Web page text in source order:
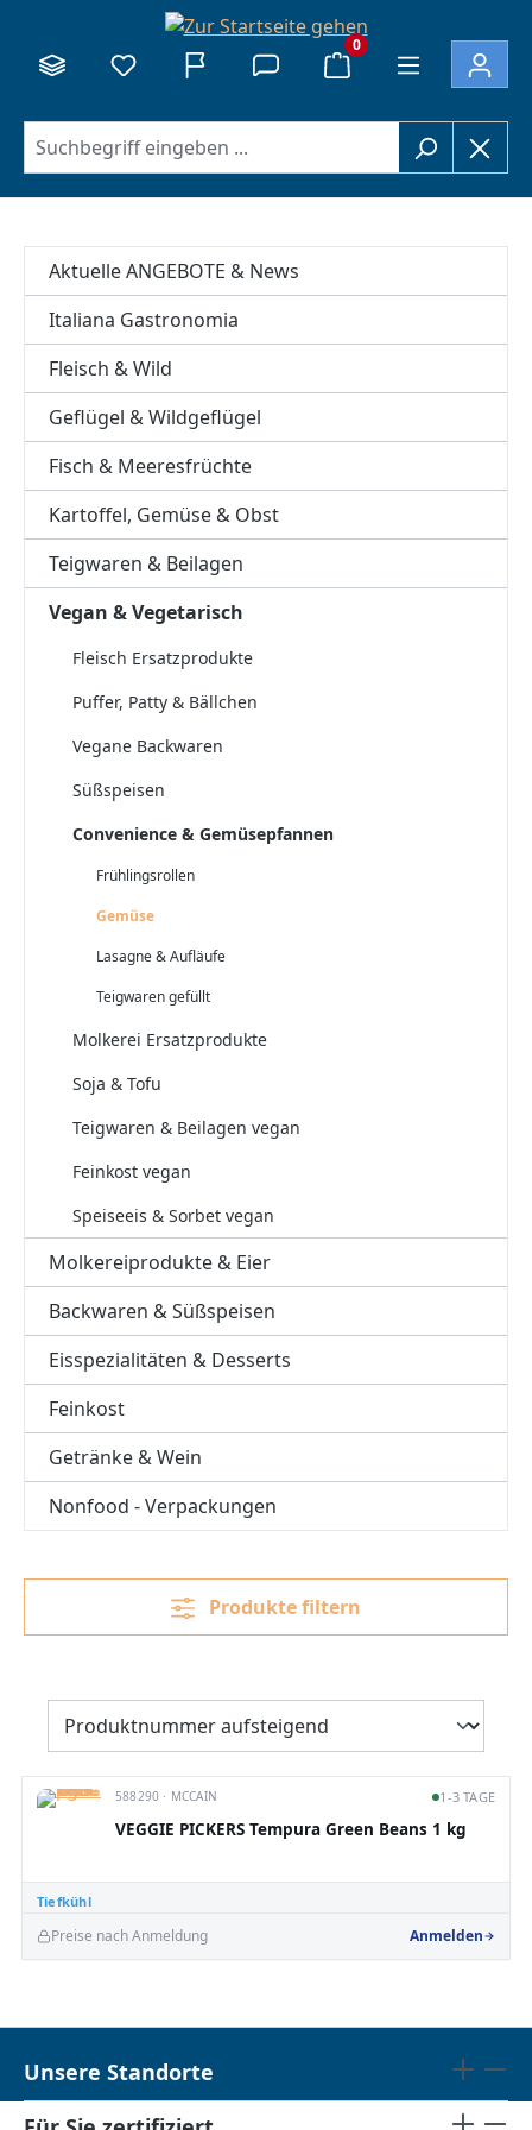
0
Aktuelle ANGEBOTE & News
Italiana Gastronomia
Fleisch & Wild
Geflügel & Wildgeflügel
Fisch & Meeresfrüchte
Kartoffel, Gemüse & Obst
Teigwaren & Beilagen
Vegan & Vegetarisch
Fleisch Ersatzprodukte
Puffer, Patty & Bällchen
Vegane Backwaren
Süßspeisen
Convenience & Gemüsepfannen
Frühlingsrollen
Gemüse
Lasagne & Aufläufe
Teigwaren gefüllt
Molkerei Ersatzprodukte
Soja & Tofu
Teigwaren & Beilagen vegan
Feinkost vegan
Speiseeis & Sorbet vegan
Molkereiprodukte & Eier
Backwaren & Süßspeisen
Eisspezialitäten & Desserts
Feinkost
Getränke & Wein
Nonfood - Verpackungen
Produkte filtern
Tiefkühl
588290 · MCCAIN 1-3 TAGE
VEGGIE PICKERS Tempura Green Beans 1 kg
Preise nach Anmeldung Anmelden
Unsere Standorte